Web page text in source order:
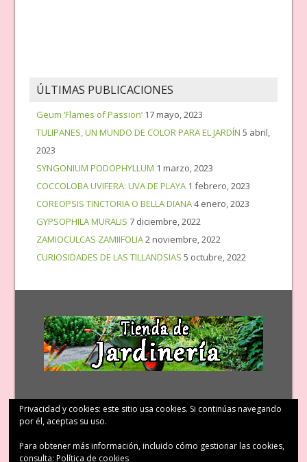
ÚLTIMAS PUBLICACIONES
Geum ‘Flames of Passion’ 17 mayo, 2023
TULIPANES, UN MUNDO DE COLOR PARA EL JARDÍN 5 abril,
2023
SYNGONIUM PODOPHYLLUM 1 marzo, 2023
COCCOLOBA UVIFERA: UVA DE PLAYA 1 febrero, 2023
COREOPSIS TINCTORIA O BELLA DIANA4 enero, 2023
GYPSOPHILA MURALIS 7 diciembre, 2022
ZAMIOCULCAS ZAMIIFOLIA2 noviembre, 2022
CURIOSIDADES DE LAS TILLANDSIAS 5 octubre, 2022
Privacidad y cookies: este sitio usa cookies. Si continúas navegando
por él, aceptas su uso.
Para obtener más información, incluido cómo gestionar las cookies,
consulta: Política de cookies